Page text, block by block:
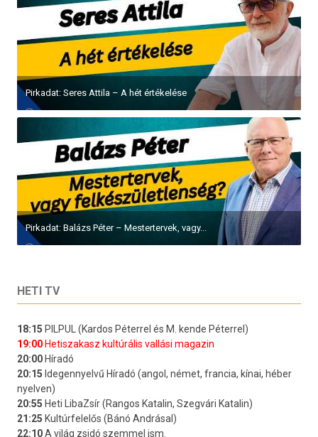
Pirkadat: Kovács András
HETI TV